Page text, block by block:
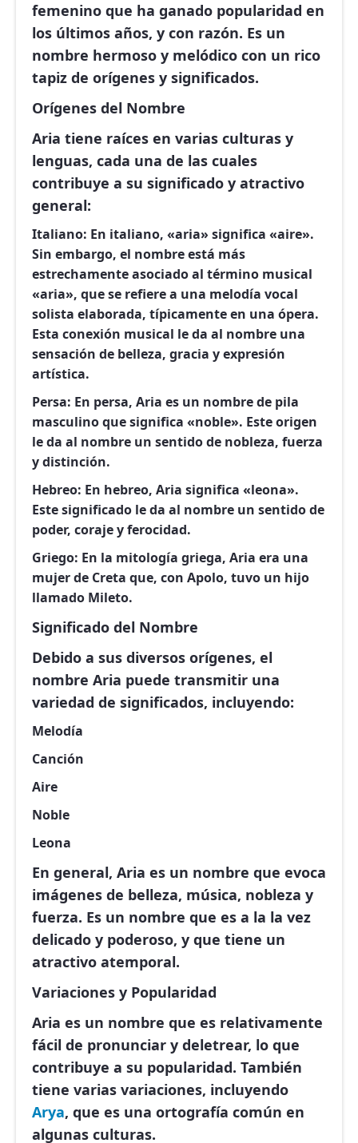
femenino que ha ganado popularidad en
los últimos años, y con razón. Es un
nombre hermoso y melódico con un rico
tapiz de orígenes y significados.
Orígenes del Nombre
Aria tiene raíces en varias culturas y
lenguas, cada una de las cuales
contribuye a su significado y atractivo
general:
Italiano: En italiano, «aria» significa «aire».
Sin embargo, el nombre está más
estrechamente asociado al término musical
«aria», que se refiere a una melodía vocal
solista elaborada, típicamente en una ópera.
Esta conexión musical le da al nombre una
sensación de belleza, gracia y expresión
artística.
Persa: En persa, Aria es un nombre de pila
masculino que significa «noble». Este origen
le da al nombre un sentido de nobleza, fuerza
y distinción.
Hebreo: En hebreo, Aria significa «leona».
Este significado le da al nombre un sentido de
poder, coraje y ferocidad.
Griego: En la mitología griega, Aria era una
mujer de Creta que, con Apolo, tuvo un hijo
llamado Mileto.
Significado del Nombre
Debido a sus diversos orígenes, el
nombre Aria puede transmitir una
variedad de significados, incluyendo:
Melodía
Canción
Aire
Noble
Leona
En general, Aria es un nombre que evoca
imágenes de belleza, música, nobleza y
fuerza. Es un nombre que es a la la vez
delicado y poderoso, y que tiene un
atractivo atemporal.
Variaciones y Popularidad
Aria es un nombre que es relativamente
fácil de pronunciar y deletrear, lo que
contribuye a su popularidad. También
tiene varias variaciones, incluyendo
Arya, que es una ortografía común en
algunas culturas.